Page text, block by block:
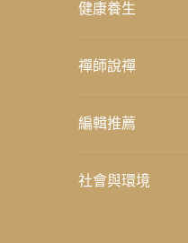
健康養生
禪師說禪
編輯推薦
社會與環境